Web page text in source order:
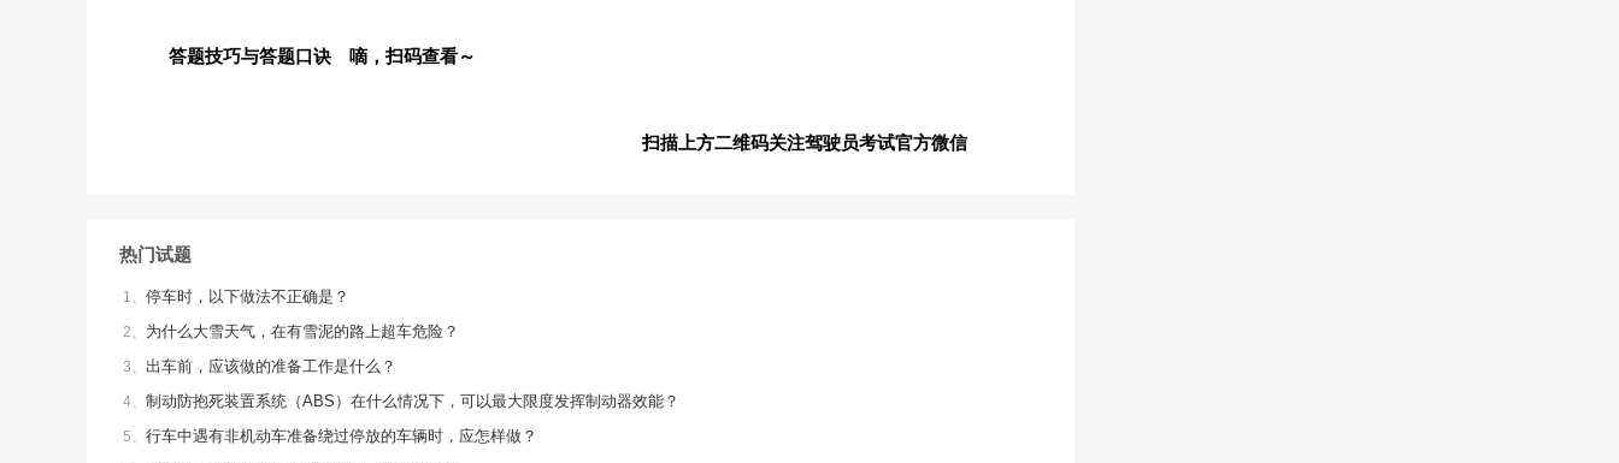
答题技巧与答题口诀 嘀，扫码查看～
扫描上方二维码关注驾驶员考试官方微信
热门试题
1、 停车时，以下做法不正确是？
2、 为什么大雪天气，在有雪泥的路上超车危险？
3、 出车前，应该做的准备工作是什么？
4、 制动防抱死装置系统（ABS）在什么情况下，可以最大限度发挥制动器效能？
5、 行车中遇有非机动车准备绕过停放的车辆时，应怎样做？